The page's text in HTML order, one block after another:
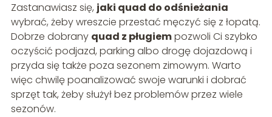
Zastanawiasz się, jaki quad do odśnieżania
wybrać, żeby wreszcie przestać męczyć się z łopatą.
Dobrze dobrany quad z pługiempozwoli Ci szybko
oczyścić podjazd, parking albo drogę dojazdową i
przyda się także poza sezonem zimowym. Warto
więc chwilę poanalizować swoje warunki i dobrać
sprzęt tak, żeby służył bez problemów przez wiele
sezonów.